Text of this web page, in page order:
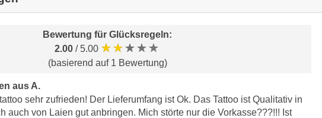
Bewertung für Glücksregeln:
2.00 / 5.00 ★★★★★
(basierend auf 1 Bewertung)
aus A.
sehr zufrieden! Der Lieferumfang ist Ok. Das Tattoo ist Qualitativ in
auch von Laien gut anbringen. Mich störte nur die Vorkasse???!!! Ist